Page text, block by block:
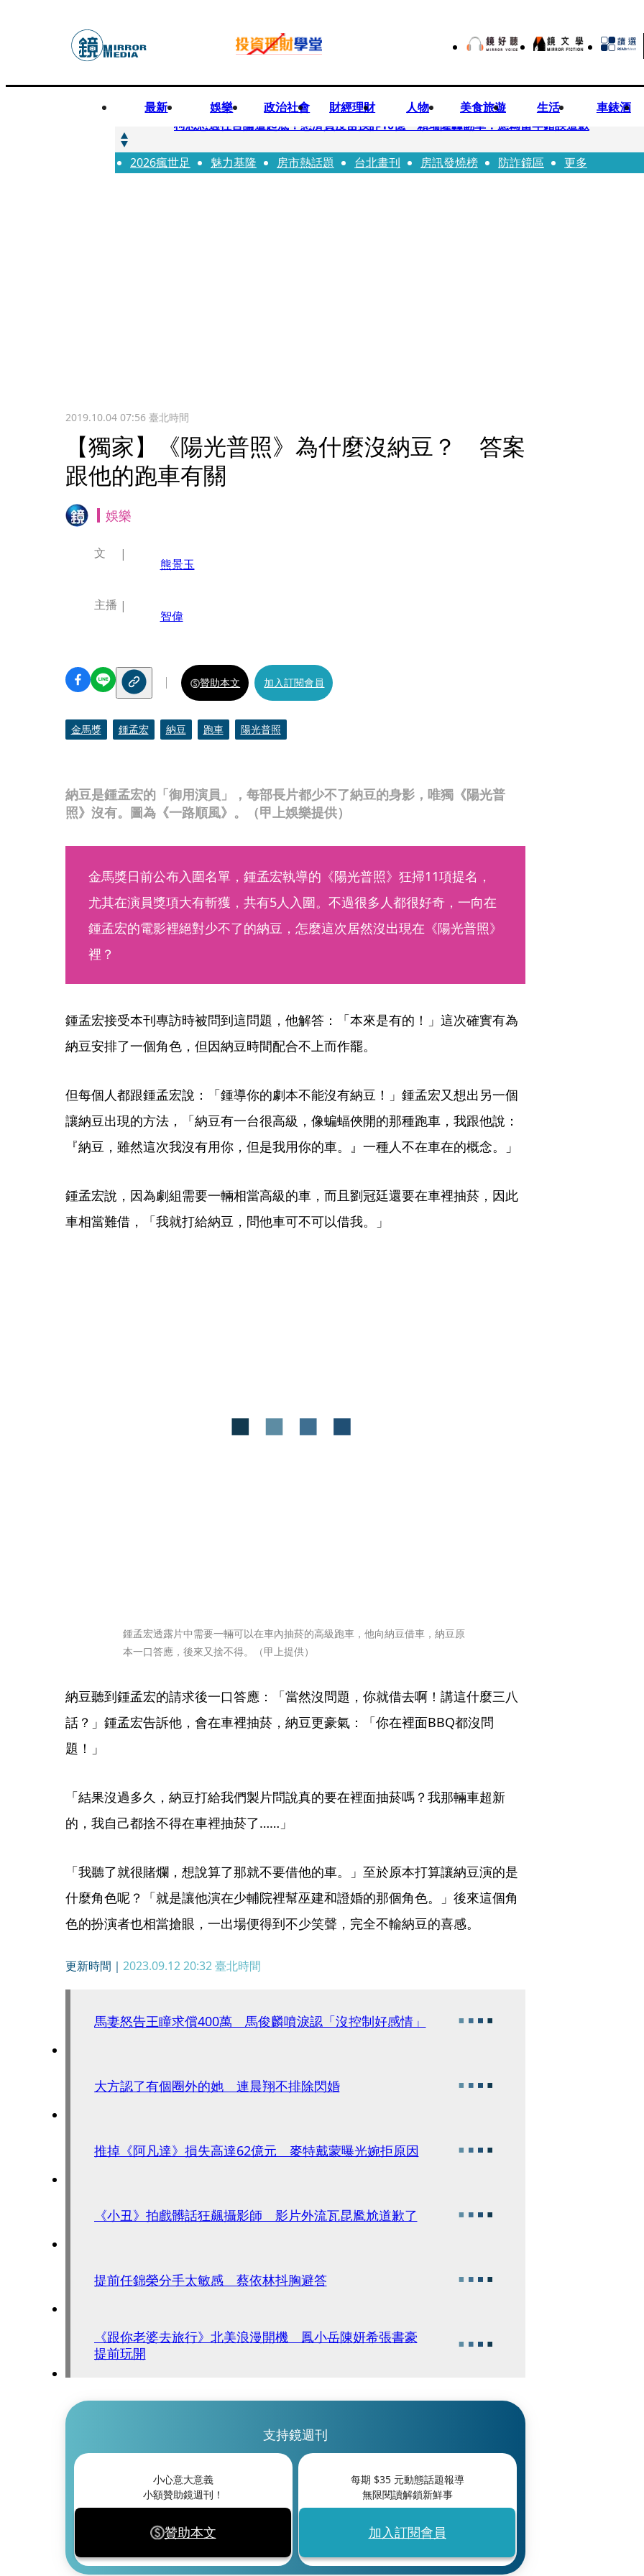
最新 娛樂 政治社會 財經理財 人物 美食旅遊 生活 車錶酒
快訊
柯志恩過往言論遭起底！慈濟買疫苗挨詐10億 賴瑞隆轟翻車：應為當年錯誤道歉
快訊
善款不是私房錢！慈濟採購疫苗被騙10億沒報案遭炎上 基金會緊急說明
2026瘋世足 魅力基隆 房市熱話題 台北畫刊 房訊發燒榜 防詐鏡區 更多
2019.10.04 07:56臺北時間
【獨家】《陽光普照》為什麼沒納豆？ 答案
跟他的跑車有關
娛樂
納豆是鍾孟宏的「御用演員」，每部長片都少不了納豆的身影，唯獨《陽光普
照》沒有。圖為《一路順風》。（甲上娛樂提供）
文
熊景玉
主播
智偉
贊助本文 加入訂閱會員
金馬獎 鍾孟宏 納豆 跑車 陽光普照
金馬獎日前公布入圍名單，鍾孟宏執導的《陽光普照》狂掃11項提名，
尤其在演員獎項大有斬獲，共有5人入圍。不過很多人都很好奇，一向在
鍾孟宏的電影裡絕對少不了的納豆，怎麼這次居然沒出現在《陽光普照》
裡？
鍾孟宏接受本刊專訪時被問到這問題，他解答：「本來是有的！」這次確實有為
納豆安排了一個角色，但因納豆時間配合不上而作罷。
但每個人都跟鍾孟宏說：「鍾導你的劇本不能沒有納豆！」鍾孟宏又想出另一個
讓納豆出現的方法，「納豆有一台很高級，像蝙蝠俠開的那種跑車，我跟他說：
『納豆，雖然這次我沒有用你，但是我用你的車。』一種人不在車在的概念。」
鍾孟宏說，因為劇組需要一輛相當高級的車，而且劉冠廷還要在車裡抽菸，因此
車相當難借，「我就打給納豆，問他車可不可以借我。」
鍾孟宏透露片中需要一輛可以在車內抽菸的高級跑車，他向納豆借車，納豆原
本一口答應，後來又捨不得。（甲上提供）
納豆聽到鍾孟宏的請求後一口答應：「當然沒問題，你就借去啊！講這什麼三八
話？」鍾孟宏告訴他，會在車裡抽菸，納豆更豪氣：「你在裡面BBQ都沒問
題！」
「結果沒過多久，納豆打給我們製片問說真的要在裡面抽菸嗎？我那輛車超新
的，我自己都捨不得在車裡抽菸了……」
「我聽了就很賭爛，想說算了那就不要借他的車。」至於原本打算讓納豆演的是
什麼角色呢？「就是讓他演在少輔院裡幫巫建和證婚的那個角色。」後來這個角
色的扮演者也相當搶眼，一出場便得到不少笑聲，完全不輸納豆的喜感。
更新時間｜ 2023.09.12 20:32臺北時間
馬妻怒告王瞳求償400萬 馬俊麟噴淚認「沒控制好感情」
大方認了有個圈外的她 連晨翔不排除閃婚
推掉《阿凡達》損失高達62億元 麥特戴蒙曝光婉拒原因
《小丑》拍戲髒話狂飆攝影師 影片外流瓦昆尷尬道歉了
提前任錦榮分手太敏感 蔡依林抖胸避答
《跟你老婆去旅行》北美浪漫開機 鳳小岳陳妍希張書豪
提前玩開
支持鏡週刊
小心意大意義
小額贊助鏡週刊！
贊助本文
每期 $35元動態話題報導
無限閱讀解鎖新鮮事
加入訂閱會員